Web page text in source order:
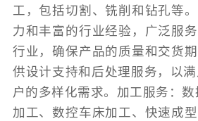
工，包括切割、铣削和钻孔等
力和丰富的行业经验，广泛服
行业，确保产品的质量和交货
供设计支持和后处理服务，以
户的多样化需求。加工服务：
加工、数控车床加工、快速成